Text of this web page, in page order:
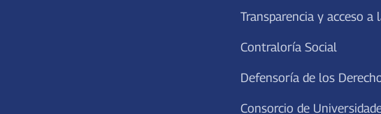
Transparencia y acceso a
Contraloría Social
Defensoría de los
Consorcio de